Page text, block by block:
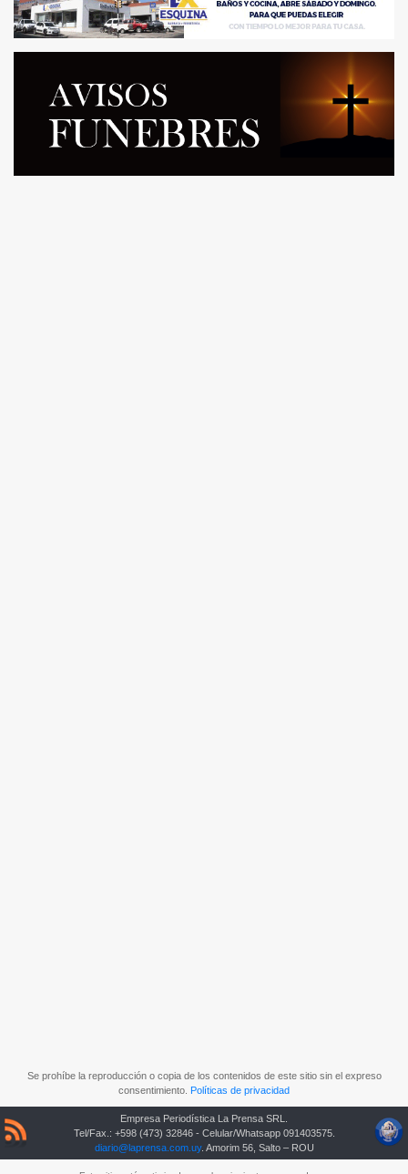
Se prohíbe la reproducción o copia de los contenidos de este sitio sin el expreso
consentimiento. Políticas de privacidad
Empresa Periodística La Prensa SRL.
Tel/Fax.: +598 (473) 32846 - Celular/Whatsapp 091403575.
diario@laprensa.com.uy. Amorim 56, Salto – ROU